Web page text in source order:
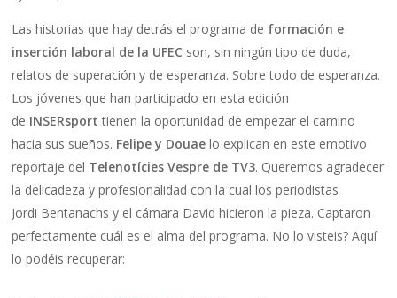
Las historias que hay detrás el programa de formación e
inserción laboral de la UFEC son, sin ningún tipo de duda,
relatos de superación y de esperanza. Sobre todo de esperanza.
Los jóvenes que han participado en esta edición
de INSERsport tienen la oportunidad de empezar el camino
hacia sus sueños. Felipe y Douae lo explican en este emotivo
reportaje del Telenotícies Vespre de TV3. Queremos agradecer
la delicadeza y profesionalidad con la cual los periodistas
Jordi Bentanachs y el cámara David hicieron la pieza. Captaron
perfectamente cuál es el alma del programa. No lo visteis? Aquí
lo podéis recuperar: